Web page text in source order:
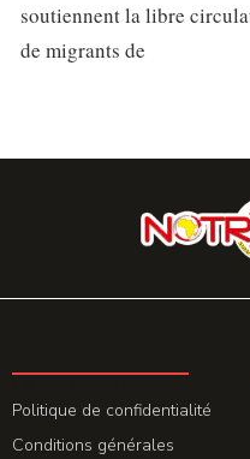
soutiennent la libre
de migrants de
Politique de confidentialité
Conditions générales